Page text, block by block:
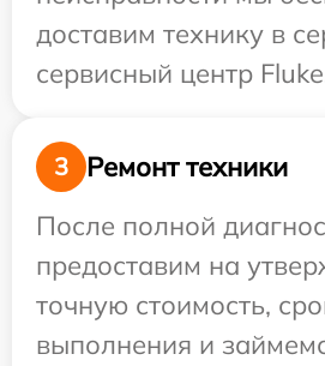
доставим технику в
сервисный центр
3
Ремонт техники
После полной
предоставим на
точную стоимость,
выполнения и